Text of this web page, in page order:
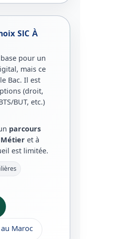
SIC À
pour un
mais ce
Bac. Il est
(droit,
BUT, etc.)
parcours
et à
est limitée.
Maroc